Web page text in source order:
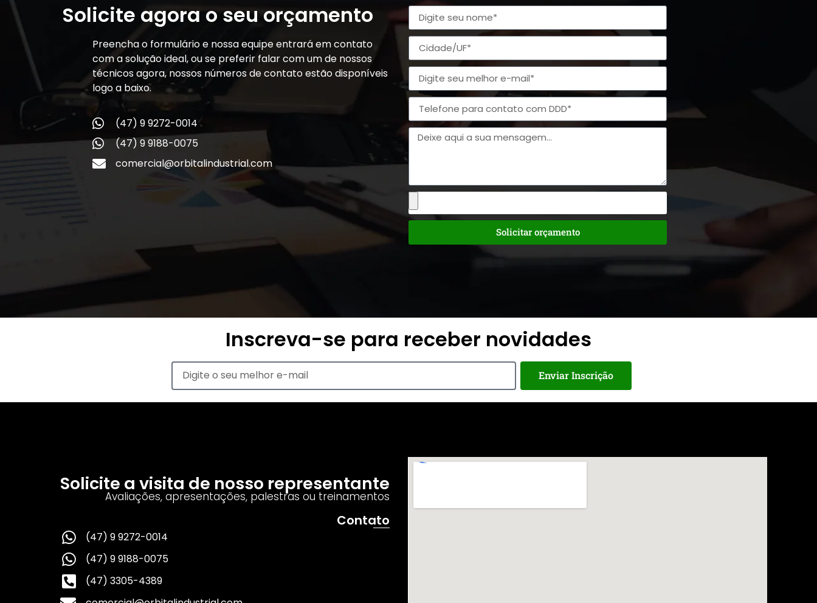
Solicite agora o seu orçamento
Preencha o formulário e nossa equipe entrará em contato
com a solução ideal, ou se preferir falar com um de nossos
técnicos agora, nossos números de contato estão disponíveis
logo a baixo.
(47) 9 9272-0014
(47) 9 9188-0075
comercial@orbitalindustrial.com
Solicitar orçamento
Inscreva-se para receber novidades
Enviar Inscrição
Solicite a visita de nosso representante
Avaliações, apresentações, palestras ou treinamentos
Contato
(47) 9 9272-0014
(47) 9 9188-0075
(47) 3305-4389